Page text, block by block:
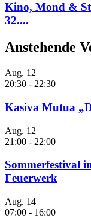
Kino, Mond &
32....
Anstehende
Aug. 12
20:30 - 22:30
Kasiva Mutua
Aug. 12
21:00 - 22:00
Sommerfestival
Feuerwerk
Aug. 14
07:00 - 16:00